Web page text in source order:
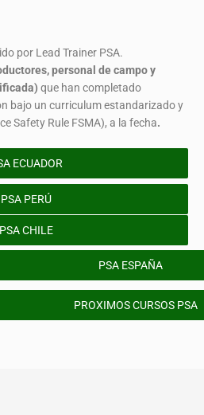
por Lead Trainer PSA.
personal de campo y
que han completado
bajo un curriculum estandarizado y
Safety Rule FSMA), a la fecha.
ECUADOR
PSA PERÚ
PSA CHILE
PSA ESPAÑA
PROXIMOS CURSOS PSA